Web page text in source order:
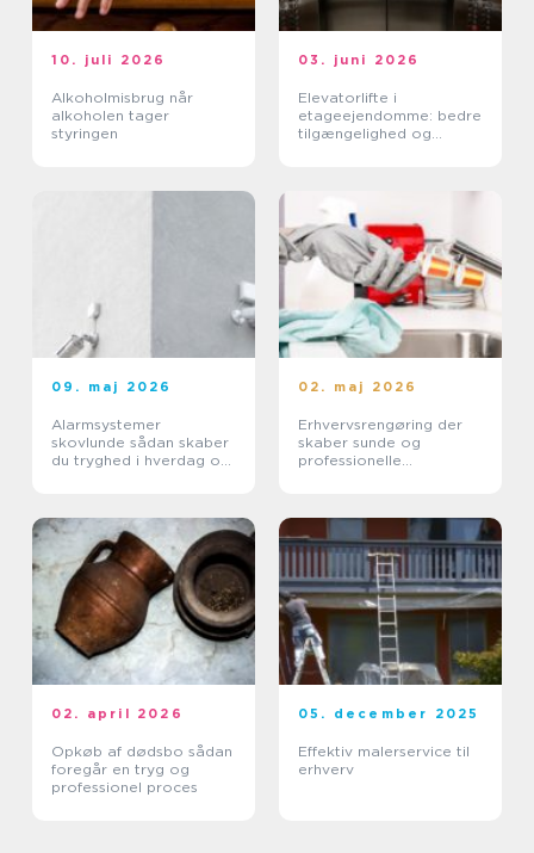
10. juli 2026
Alkoholmisbrug når
alkoholen tager
styringen
03. juni 2026
Elevatorlifte i
etageejendomme: bedre
tilgængelighed og
09. maj 2026
Alarmsystemer
skovlunde sådan skaber
du tryghed i hverdag og
02. maj 2026
Erhvervsrengøring der
skaber sunde og
professionelle
02. april 2026
Opkøb af dødsbo sådan
foregår en tryg og
professionel proces
05. december 2025
Effektiv malerservice til
erhverv